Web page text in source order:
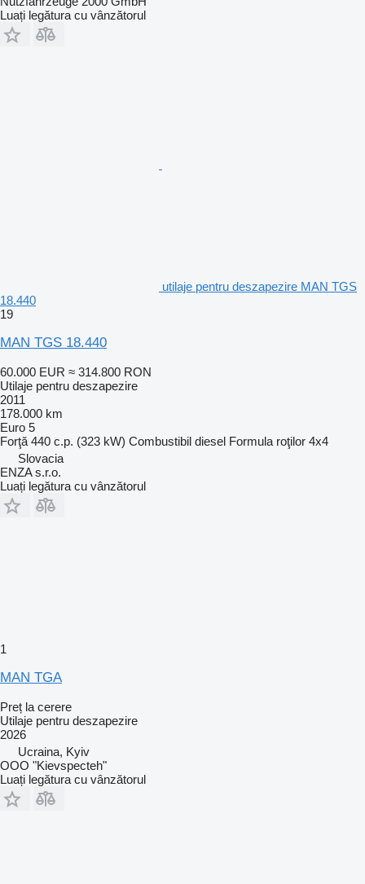
Luați legătura cu vânzătorul
utilaje pentru deszapezire MAN TGS
18.440
19
MAN TGS 18.440
60.000 EUR ≈ 314.800 RON
Utilaje pentru deszapezire
2011
178.000 km
Euro 5
Forţă 440 c.p. (323 kW) Combustibil diesel Formula roţilor 4x4
Slovacia
ENZA s.r.o.
Luați legătura cu vânzătorul
1
MAN TGA
Preț la cerere
Utilaje pentru deszapezire
2026
Ucraina, Kyiv
OOO "Kievspecteh"
Luați legătura cu vânzătorul